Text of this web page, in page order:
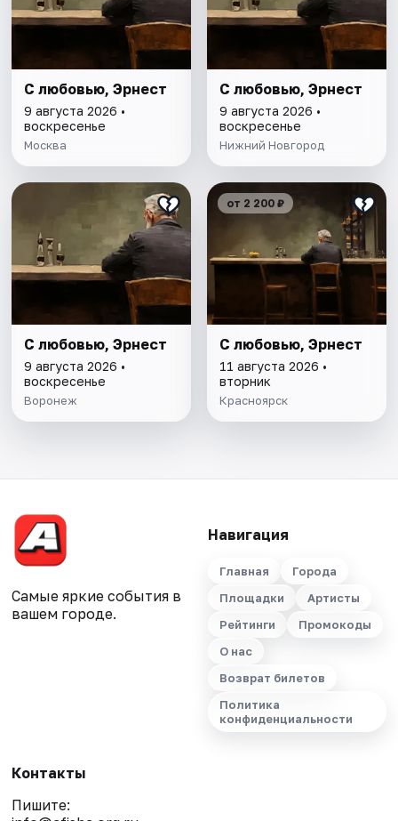
С любовью, Эрнест
9 августа 2026 •
воскресенье
Москва
С любовью, Эрнест
9 августа 2026 •
воскресенье
Нижний Новгород
С любовью, Эрнест
9 августа 2026 •
воскресенье
Воронеж
от 2 200 ₽
С любовью, Эрнест
11 августа 2026 •
вторник
Красноярск
Самые яркие события в
вашем городе.
Навигация
Главная
Города
Площадки
Артисты
Рейтинги
Промокоды
О нас
Возврат билетов
Политика
конфиденциальности
Контакты
Пишите: